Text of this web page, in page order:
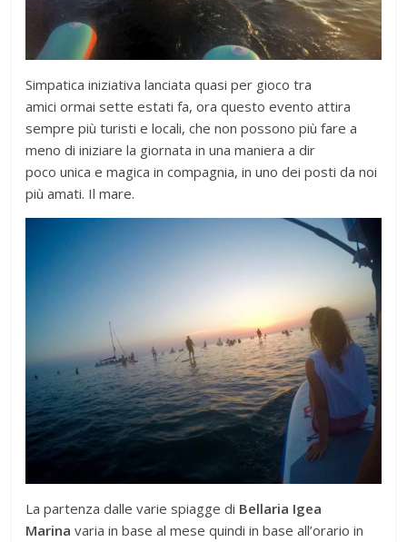
Simpatica iniziativa lanciata quasi per gioco tra
amici ormai sette estati fa, ora questo evento attira
sempre più turisti e locali, che non possono più fare a
meno di iniziare la giornata in una maniera a dir
poco unica e magica in compagnia, in uno dei posti da noi
più amati. Il mare.
La partenza dalle varie spiagge di Bellaria Igea
Marina varia in base al mese quindi in base all’orario in